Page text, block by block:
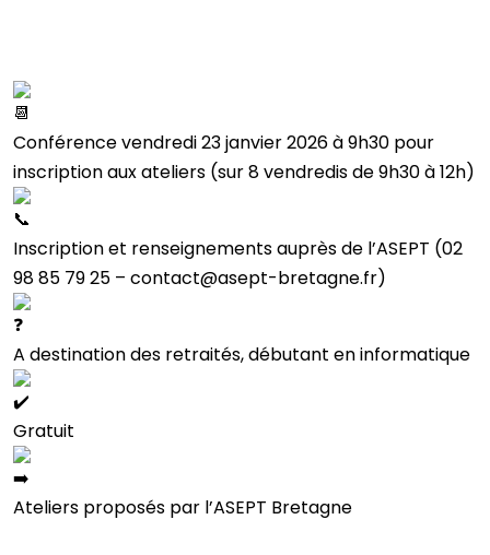
Conférence vendredi 23 janvier 2026 à 9h30 pour
inscription aux ateliers (sur 8 vendredis de 9h30 à 12h)
Inscription et renseignements auprès de l’ASEPT (02
98 85 79 25 – contact@asept-bretagne.fr)
A destination des retraités, débutant en informatique
Gratuit
Ateliers proposés par l’ASEPT Bretagne